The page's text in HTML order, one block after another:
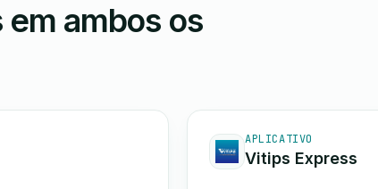
ambos os
APLICATIVO
Vitips Express